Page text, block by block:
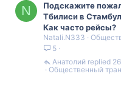
N
Подскажите
Тбилиси в
Как часто рейсы?
Natali.N333
5
Общественный
Анатолий